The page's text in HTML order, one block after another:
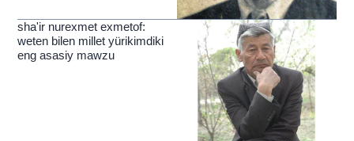
sha'ir nurexmet exmetof:
weten bilen millet yürikimdiki
eng asasiy mawzu